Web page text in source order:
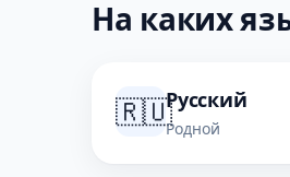
На каких
🇷🇺Русский
Родной